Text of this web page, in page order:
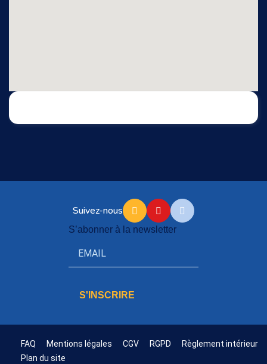
Suivez-nous
S’abonner à la newsletter
S'INSCRIRE
FAQ Mentions légales CGV RGPD
Règlement intérieur
Plan du site